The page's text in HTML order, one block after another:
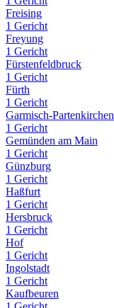
Freising
1 Gericht
Freyung
1 Gericht
Fürstenfeldbruck
1 Gericht
Fürth
1 Gericht
Garmisch-Partenkirchen
1 Gericht
Gemünden am Main
1 Gericht
Günzburg
1 Gericht
Haßfurt
1 Gericht
Hersbruck
1 Gericht
Hof
1 Gericht
Ingolstadt
1 Gericht
Kaufbeuren